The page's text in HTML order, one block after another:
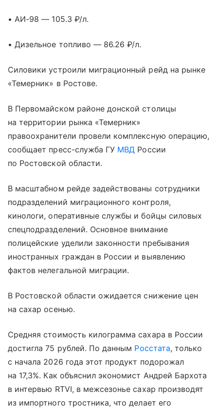
• АИ-98 — 105.3 ₽/л.
• Дизельное топливо — 86.26 ₽/л.
Силовики устроили миграционный рейд на рынке
«Темерник» в Ростове.
В Первомайском районе донской столицы
на территории рынка «Темерник»
правоохранители провели комплексную операцию,
сообщает пресс-служба ГУ МВД России
по Ростовской области.
В масштабном рейде задействованы сотрудники
подразделений миграционного контроля,
кинологи, оперативные службы и бойцы силовых
спецподразделений. Основное внимание
полицейские уделили законности пребывания
иностранных граждан в России и выявлению
фактов нелегальной миграции.
В Ростовской области ожидается снижение цен
на сахар осенью.
Средняя стоимость килограмма сахара в России
достигла 75 рублей. По данным Росстата, только
с начала 2026 года этот продукт подорожал
на 17,3%. Как объяснил экономист Андрей Бархота
в интервью RTVI, в межсезонье сахар производят
из импортного тростника, что делает его